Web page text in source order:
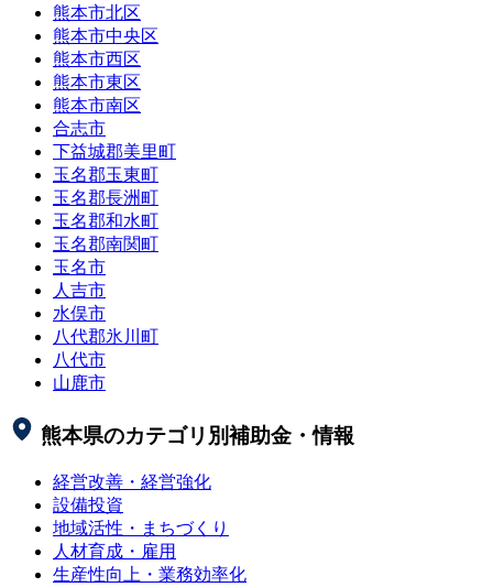
熊本市北区
熊本市中央区
熊本市西区
熊本市東区
熊本市南区
合志市
下益城郡美里町
玉名郡玉東町
玉名郡長洲町
玉名郡和水町
玉名郡南関町
玉名市
人吉市
水俣市
八代郡氷川町
八代市
山鹿市
熊本県のカテゴリ別補助金・情報
経営改善・経営強化
設備投資
地域活性・まちづくり
人材育成・雇用
生産性向上・業務効率化